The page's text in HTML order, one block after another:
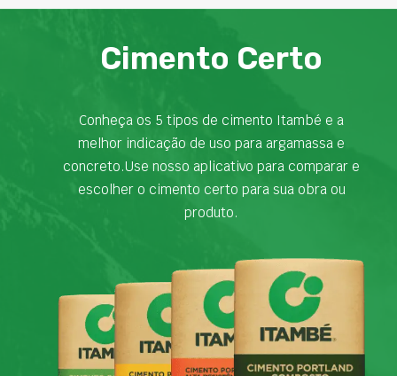
Cimento Certo
Conheça os 5 tipos de cimento Itambé e a
melhor indicação de uso para argamassa e
concreto.Use nosso aplicativo para comparar e
escolher o cimento certo para sua obra ou
produto.